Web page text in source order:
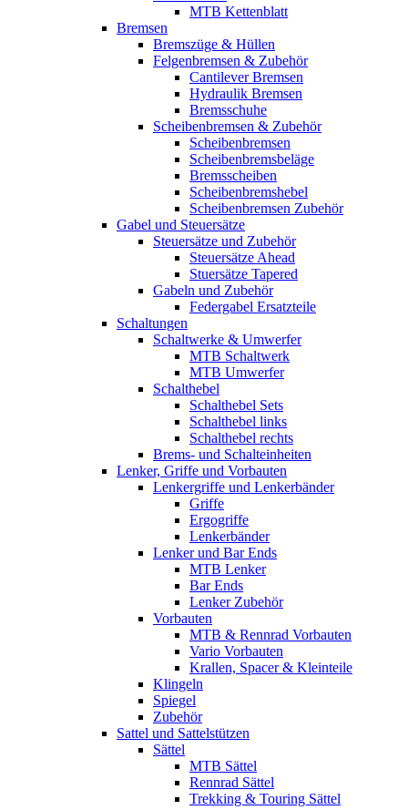
MTB Kettenblatt
Bremsen
Bremszüge & Hüllen
Felgenbremsen & Zubehör
Cantilever Bremsen
Hydraulik Bremsen
Bremsschuhe
Scheibenbremsen & Zubehör
Scheibenbremsen
Scheibenbremsbeläge
Bremsscheiben
Scheibenbremshebel
Scheibenbremsen Zubehör
Gabel und Steuersätze
Steuersätze und Zubehör
Steuersätze Ahead
Stuersätze Tapered
Gabeln und Zubehör
Federgabel Ersatzteile
Schaltungen
Schaltwerke & Umwerfer
MTB Schaltwerk
MTB Umwerfer
Schalthebel
Schalthebel Sets
Schalthebel links
Schalthebel rechts
Brems- und Schalteinheiten
Lenker, Griffe und Vorbauten
Lenkergriffe und Lenkerbänder
Griffe
Ergogriffe
Lenkerbänder
Lenker und Bar Ends
MTB Lenker
Bar Ends
Lenker Zubehör
Vorbauten
MTB & Rennrad Vorbauten
Vario Vorbauten
Krallen, Spacer & Kleinteile
Klingeln
Spiegel
Zubehör
Sattel und Sattelstützen
Sättel
MTB Sättel
Rennrad Sättel
Trekking & Touring Sättel